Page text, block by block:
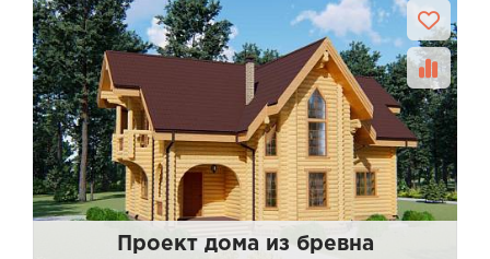
Проект дома из бревна